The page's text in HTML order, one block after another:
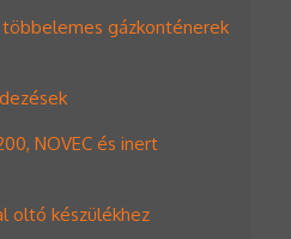
gázkonténerek
NOVEC és inert
oltó készülékhez